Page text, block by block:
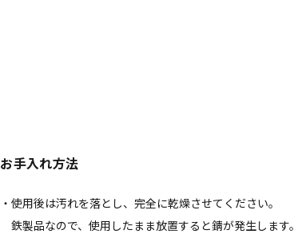
お手入れ方法
使用後は汚れを落とし、完全に乾燥させてください。
鉄製品なので、使用したまま放置すると錆が発生します。